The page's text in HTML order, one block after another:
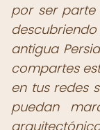
por ser parte
antigua
compartes
en tus redes
puedan